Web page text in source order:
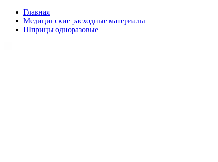
Главная
Медицинские расходные материалы
Шприцы одноразовые